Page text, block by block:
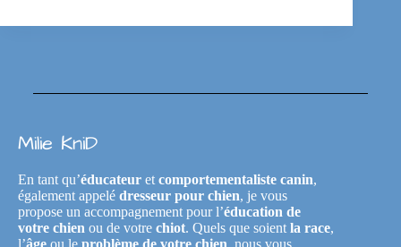
Milie KniD
En tant qu’éducateur etcomportementaliste canin,
également appelé dresseur pour chien, je vous
propose un accompagnement pour l’éducation de
votre chien ou de votre chiot. Quels que soientla race,